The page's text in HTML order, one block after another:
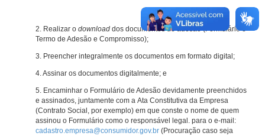
2. Realizar o download dos documentos de adesão (Formulário e
Termo de Adesão e Compromisso);
3. Preencher integralmente os documentos em formato digital;
4. Assinar os documentos digitalmente; e
5. Encaminhar o Formulário de Adesão devidamente preenchidos
e assinados, juntamente com a Ata Constitutiva da Empresa
(Contrato Social, por exemplo) em que conste o nome de quem
assinou o Formulário como o responsável legal. para o e-mail:
cadastro.empresa@consumidor.gov.br (Procuração caso seja